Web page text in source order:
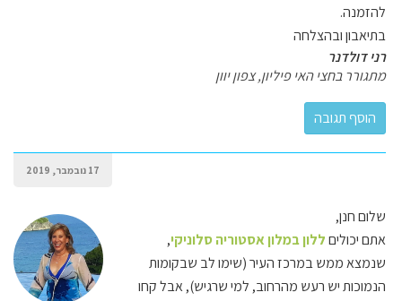
להזמנה.
בתיאבון ובהצלחה
רני דולדנר
מתגורר בחצי האי פיליון, צפון יוון
17 נובמבר, 2019
שלום חנן,
אתם יכוליםללון במלון אסטוריה סלוניקי,
שנמצא ממש במרכז העיר (שימו לב שבקומות
הנמוכות יש רעש מהרחוב, למי שרגיש), אבל קחו